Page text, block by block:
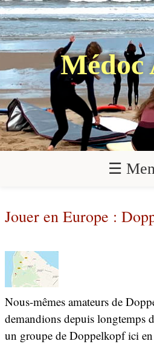
Médoc
☰
Jouer en Europe :
Nous-mêmes amateurs de
demandions depuis longtemps
un groupe de Doppelkopf ici en